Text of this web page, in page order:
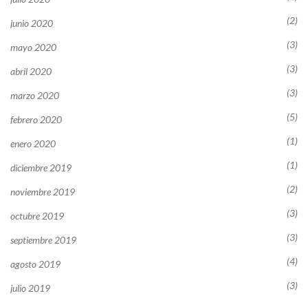
junio 2020 (2)
mayo 2020 (3)
abril 2020 (3)
marzo 2020 (3)
febrero 2020 (5)
enero 2020 (1)
diciembre 2019 (1)
noviembre 2019 (2)
octubre 2019 (3)
septiembre 2019 (3)
agosto 2019 (4)
julio 2019 (3)